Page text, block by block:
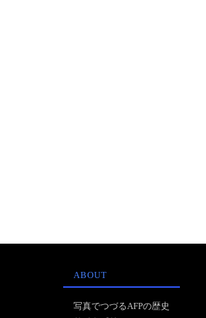
ABOUT
写真でつづるAFPの歴史